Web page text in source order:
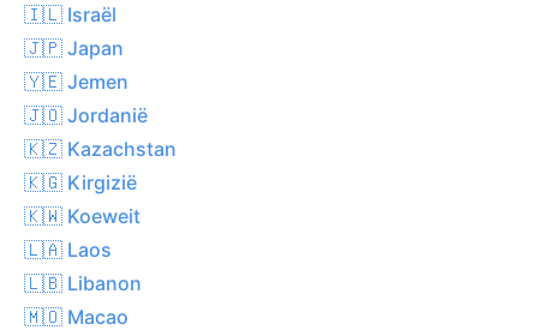
🇮🇱 Israël
🇯🇵 Japan
🇾🇪 Jemen
🇯🇴 Jordanië
🇰🇿 Kazachstan
🇰🇬 Kirgizië
🇰🇼 Koeweit
🇱🇦 Laos
🇱🇧 Libanon
🇲🇴 Macao